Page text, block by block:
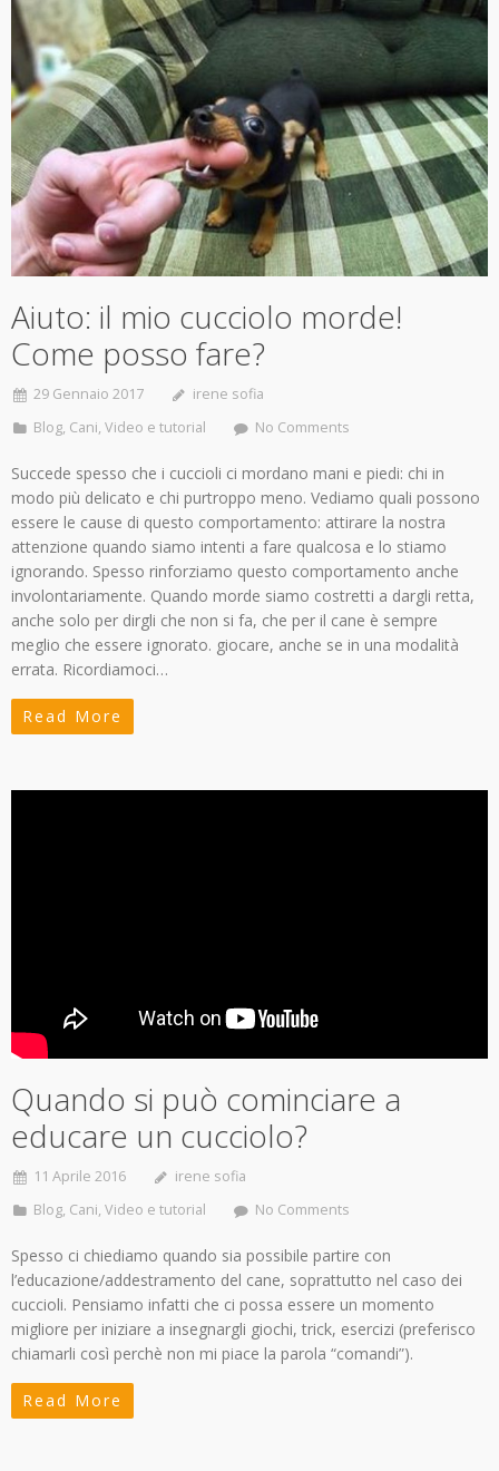
Aiuto: il mio cucciolo morde!
Come posso fare?
29 Gennaio 2017
irene sofia
Blog, Cani, Video e tutorial No Comments
Succede spesso che i cuccioli ci mordano mani e piedi: chi in
modo più delicato e chi purtroppo meno. Vediamo quali possono
essere le cause di questo comportamento: attirare la nostra
attenzione quando siamo intenti a fare qualcosa e lo stiamo
ignorando. Spesso rinforziamo questo comportamento anche
involontariamente. Quando morde siamo costretti a dargli retta,
anche solo per dirgli che non si fa, che per il cane è sempre
meglio che essere ignorato. giocare, anche se in una modalità
errata. Ricordiamoci…
Read More
Quando si può cominciare a
educare un cucciolo?
11 Aprile 2016
irene sofia
Blog, Cani, Video e tutorial No Comments
Spesso ci chiediamo quando sia possibile partire con
l’educazione/addestramento del cane, soprattutto nel caso dei
cuccioli. Pensiamo infatti che ci possa essere un momento
migliore per iniziare a insegnargli giochi, trick, esercizi (preferisco
chiamarli così perchè non mi piace la parola “comandi”).
Read More